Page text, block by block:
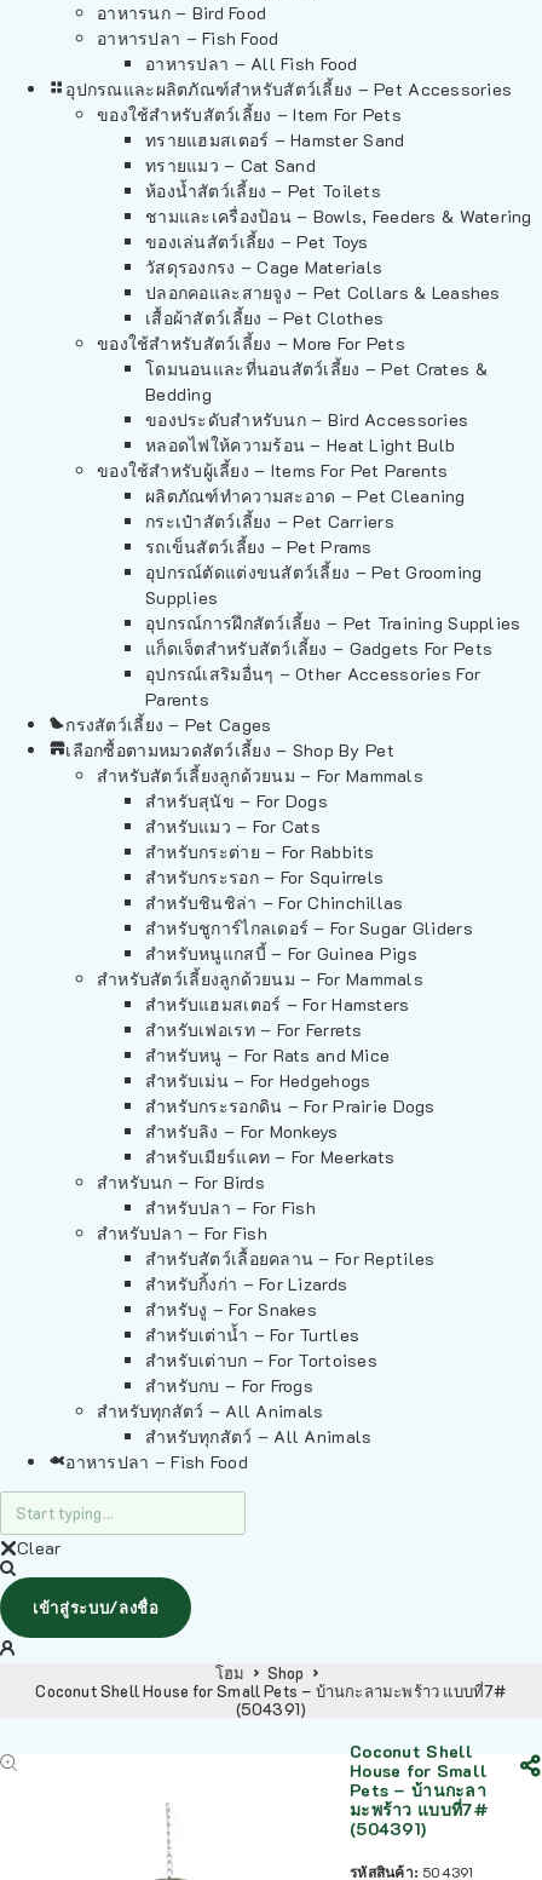
อาหารนก – Bird Food
อาหารปลา – Fish Food
อาหารปลา – All Fish Food
อุปกรณและผลิตภัณฑ์สำหรับสัตว์เลี้ยง – Pet Accessories
ของใช้สำหรับสัตว์เลี้ยง – Item For Pets
ทรายแฮมสเตอร์ – Hamster Sand
ทรายแมว – Cat Sand
ห้องน้ำสัตว์เลี้ยง – Pet Toilets
ชามและเครื่องป้อน – Bowls, Feeders & Watering
ของเล่นสัตว์เลี้ยง – Pet Toys
วัสดุรองกรง – Cage Materials
ปลอกคอและสายจูง – Pet Collars & Leashes
เสื้อผ้าสัตว์เลี้ยง – Pet Clothes
ของใช้สำหรับสัตว์เลี้ยง – More For Pets
โดมนอนและที่นอนสัตว์เลี้ยง – Pet Crates &
Bedding
ของประดับสำหรับนก – Bird Accessories
หลอดไฟให้ความร้อน – Heat Light Bulb
ของใช้สำหรับผู้เลี้ยง – Items For Pet Parents
ผลิตภัณฑ์ทำความสะอาด – Pet Cleaning
กระเป๋าสัตว์เลี้ยง – Pet Carriers
รถเข็นสัตว์เลี้ยง – Pet Prams
อุปกรณ์ตัดแต่งขนสัตว์เลี้ยง – Pet Grooming
Supplies
อุปกรณ์การฝึกสัตว์เลี้ยง – Pet Training Supplies
แก็ดเจ็ตสำหรับสัตว์เลี้ยง – Gadgets For Pets
อุปกรณ์เสริมอื่นๆ – Other Accessories For
Parents
กรงสัตว์เลี้ยง – Pet Cages
เลือกซื้อตามหมวดสัตว์เลี้ยง – Shop By Pet
สำหรับสัตว์เลี้ยงลูกด้วยนม – For Mammals
สำหรับสุนัข – For Dogs
สำหรับแมว – For Cats
สำหรับกระต่าย – For Rabbits
สำหรับกระรอก – For Squirrels
สำหรับชินชิล่า – For Chinchillas
สำหรับชูการ์ไกลเดอร์ – For Sugar Gliders
สำหรับหนูแกสบี้ – For Guinea Pigs
สำหรับสัตว์เลี้ยงลูกด้วยนม – For Mammals
สำหรับแฮมสเตอร์ – For Hamsters
สำหรับเฟอเรท – For Ferrets
สำหรับหนู – For Rats and Mice
สำหรับเม่น – For Hedgehogs
สำหรับกระรอกดิน – For Prairie Dogs
สำหรับลิง – For Monkeys
สำหรับเมียร์แคท – For Meerkats
สำหรับนก – For Birds
สำหรับปลา – For Fish
สำหรับปลา – For Fish
สำหรับสัตว์เลื้อยคลาน – For Reptiles
สำหรับกิ้งก่า – For Lizards
สำหรับงู – For Snakes
สำหรับเต่าน้ำ – For Turtles
สำหรับเต่าบก – For Tortoises
สำหรับกบ – For Frogs
สำหรับทุกสัตว์ – All Animals
สำหรับทุกสัตว์ – All Animals
อาหารปลา – Fish Food
Clear
เข้าสู่ระบบ/ลงชื่อ
โฮม
Shop
Coconut Shell House for Small Pets – บ้านกะลามะพร้าว แบบที่7#
(504391)
Coconut Shell
House for Small
Pets – บ้านกะลา
มะพร้าว แบบที่7#
(504391)
รหัสสินค้า: 504391